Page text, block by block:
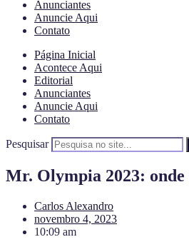
Anunciantes
Anuncie Aqui
Contato
Página Inicial
Acontece Aqui
Editorial
Anunciantes
Anuncie Aqui
Contato
Pesquisar
Mr. Olympia 2023:
Carlos Alexandro
novembro 4, 2023
10:09 am